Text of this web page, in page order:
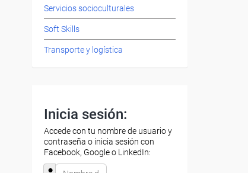
Servicios socioculturales
Soft Skills
Transporte y logística
Inicia sesión:
Accede con tu nombre de usuario y
contraseña o inicia sesión con
Facebook, Google o LinkedIn: